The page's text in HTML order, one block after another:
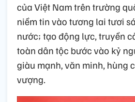
của Việt Nam trên trường
niềm tin vào tương lai tươi
nước; tạo động lực, truyền
toàn dân tộc bước vào kỷ
giàu mạnh, văn minh, hùng
vượng.